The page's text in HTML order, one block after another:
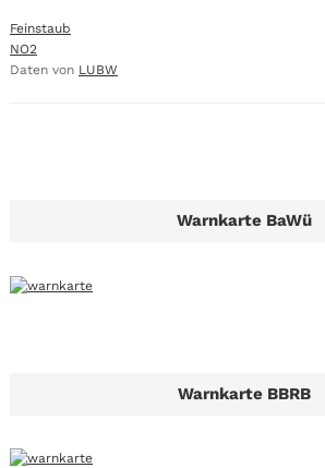
Feinstaub
NO2
Daten von LUBW
Warnkarte BaWü
Warnkarte BBRB